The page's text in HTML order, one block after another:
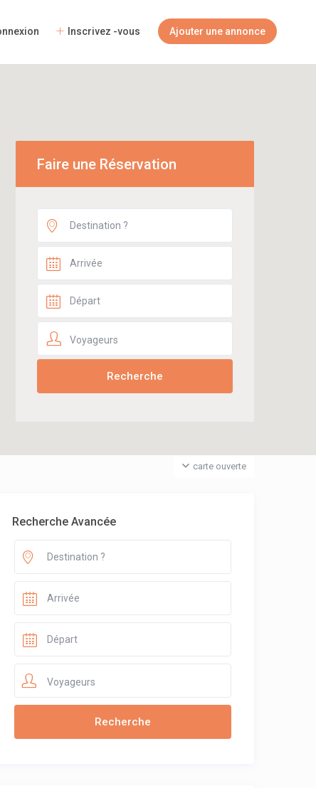
Inscrivez -vous Ajouter une annonce
carte ouverte
Faire une Réservation
Voyageurs
Recherche Avancée
Voyageurs